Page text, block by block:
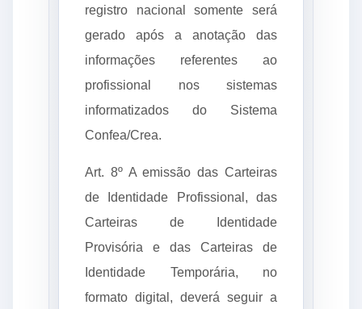
registro nacional somente será
gerado após a anotação das
informações referentes ao
profissional nos sistemas
informatizados do Sistema
Confea/Crea.
Art. 8º A emissão das Carteiras
de Identidade Profissional, das
Carteiras de Identidade
Provisória e das Carteiras de
Identidade Temporária, no
formato digital, deverá seguir a